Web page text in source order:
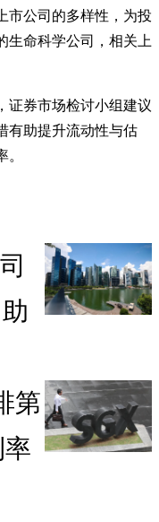
市公司的多样性，为投
生命科学公司，相关上
证券市场检讨小组建议
有助提升流动性与估
第